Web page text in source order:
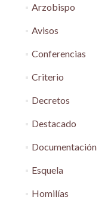
Arzobispo
Avisos
Conferencias
Criterio
Decretos
Destacado
Documentación
Esquela
Homilías